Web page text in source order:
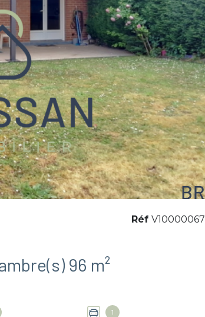
Maison 5 pièce(s) 4 chambre(s) 96 m²
1
Réf V10000067